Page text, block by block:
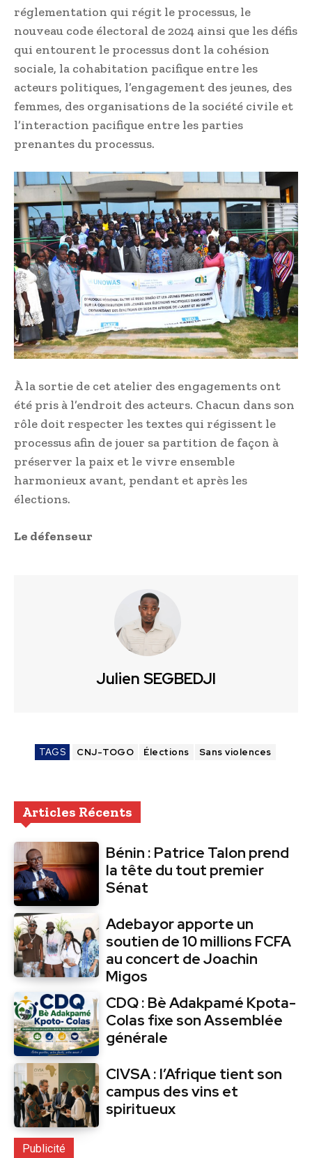
réglementation qui régit le processus, le
nouveau code électoral de 2024 ainsi que les défis
qui entourent le processus dont la cohésion
sociale, la cohabitation pacifique entre les
acteurs politiques, l’engagement des jeunes, des
femmes, des organisations de la société civile et
l’interaction pacifique entre les parties
prenantes du processus.
À la sortie de cet atelier des engagements ont
été pris à l’endroit des acteurs. Chacun dans son
rôle doit respecter les textes qui régissent le
processus afin de jouer sa partition de façon à
préserver la paix et le vivre ensemble
harmonieux avant, pendant et après les
élections.
Le défenseur
Julien SEGBEDJI
TAGS CNJ-TOGO Élections Sans violences
Articles Récents
Bénin : Patrice Talon prend
la tête du tout premier
Sénat
Adebayor apporte un
soutien de 10 millions FCFA
au concert de Joachin
Migos
CDQ : Bè Adakpamé Kpota-
Colas fixe son Assemblée
générale
CIVSA : l’Afrique tient son
campus des vins et
spiritueux
Publicité